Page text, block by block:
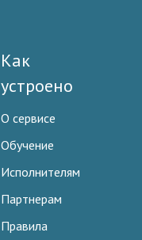
Как
устроено
О сервисе
Обучение
Исполнителям
Партнерам
Правила